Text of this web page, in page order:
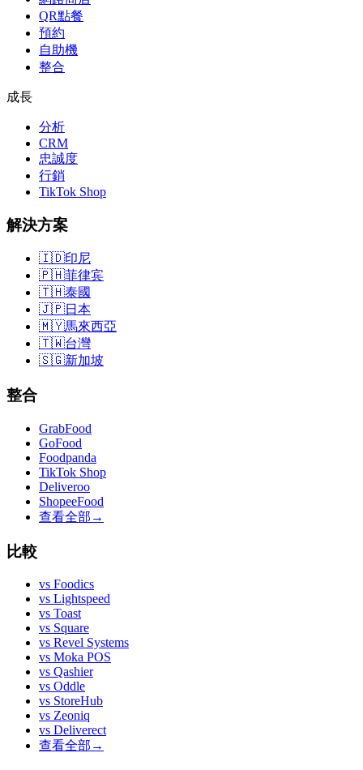
QR點餐
預約
自助機
整合
成長
分析
CRM
忠誠度
行銷
TikTok Shop
解決方案
🇮🇩印尼
🇵🇭菲律宾
🇹🇭泰國
🇯🇵日本
🇲🇾馬來西亞
🇹🇼台灣
🇸🇬新加坡
整合
GrabFood
GoFood
Foodpanda
TikTok Shop
Deliveroo
ShopeeFood
查看全部 →
比較
vs Foodics
vs Lightspeed
vs Toast
vs Square
vs Revel Systems
vs Moka POS
vs Qashier
vs Oddle
vs StoreHub
vs Zeoniq
vs Deliverect
查看全部 →